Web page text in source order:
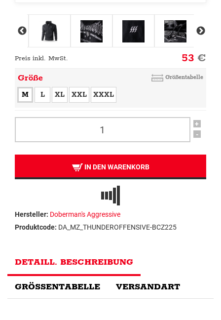
Preis inkl. MwSt. 53€
Größe Größentabelle
M L XL XXL XXXL
+
-
IN DEN WARENKORB
Hersteller: Doberman's Aggressive
Produktcode: DA_MZ_THUNDEROFFENSIVE-BCZ225
DETAILL. BESCHREIBUNG
GRÖSSENTABELLE VERSANDART